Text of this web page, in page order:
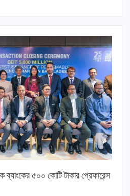
৫০০ কোটি টাকার প্রেফারেন্স